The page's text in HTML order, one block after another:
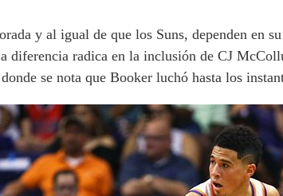
y al igual de que los Suns, dependen en
radica en la inclusión de CJ
se nota que Booker luchó hasta los